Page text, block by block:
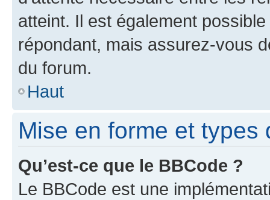
atteint. Il est également
répondant, mais assurez-vous
du forum.
Haut
Mise en forme et types
Qu’est-ce que le BBCode ?
Le BBCode est une